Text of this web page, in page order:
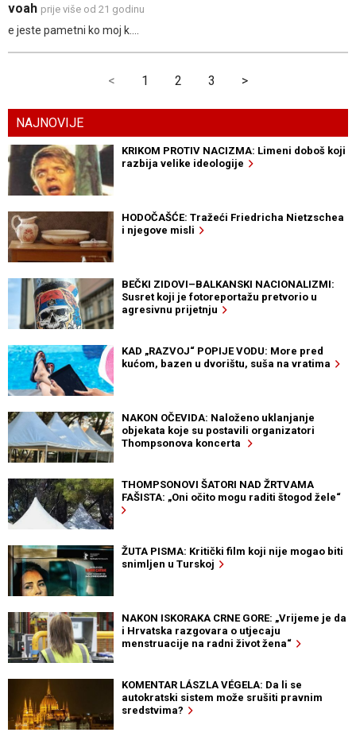
voah prije više od 21 godinu
e jeste pametni ko moj k....
< 1 2 3 >
NAJNOVIJE
KRIKOM PROTIV NACIZMA: Limeni doboš koji
razbija velike ideologije
HODOČAŠĆE: Tražeći Friedricha Nietzschea
i njegove misli
BEČKI ZIDOVI–BALKANSKI NACIONALIZMI:
Susret koji je fotoreportažu pretvorio u
agresivnu prijetnju
KAD „RAZVOJ“ POPIJE VODU: More pred
kućom, bazen u dvorištu, suša na vratima
NAKON OČEVIDA: Naloženo uklanjanje
objekata koje su postavili organizatori
Thompsonova koncerta
THOMPSONOVI ŠATORI NAD ŽRTVAMA
FAŠISTA: „Oni očito mogu raditi štogod žele“
ŽUTA PISMA: Kritički film koji nije mogao biti
snimljen u Turskoj
NAKON ISKORAKA CRNE GORE: „Vrijeme je da
i Hrvatska razgovara o utjecaju
menstruacije na radni život žena“
KOMENTAR LÁSZLA VÉGELA: Da li se
autokratski sistem može srušiti pravnim
sredstvima?